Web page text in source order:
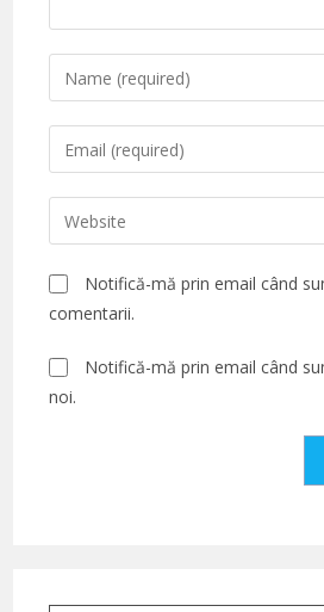
Enter
your
name
to
comment
Enter
your
email
address
comment
Enter
your
website
URL
Notifică-mă prin email când
comentarii.
Notifică-mă prin email când
noi.